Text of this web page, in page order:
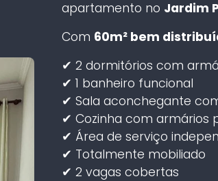
apartamento no Jardim
Com 60m² bem
✔ 2 dormitórios com
✔ 1 banheiro funcional
✔ Sala aconchegante
✔ Cozinha com armários
✔ Área de serviço
✔ Totalmente mobiliado
✔ 2 vagas cobertas